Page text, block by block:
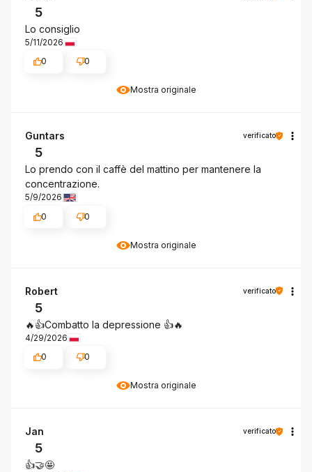
Mostra originale
5
Lo consiglio
5/11/2026
0
0
Mostra originale
Guntars verificato
5
Lo prendo con il caffè del mattino per mantenere la
concentrazione.
5/9/2026
0
0
Mostra originale
Robert verificato
5
🔥👍️Combatto la depressione 👍️🔥
4/29/2026
0
0
Jan verificato
5
👍️🤝🤩